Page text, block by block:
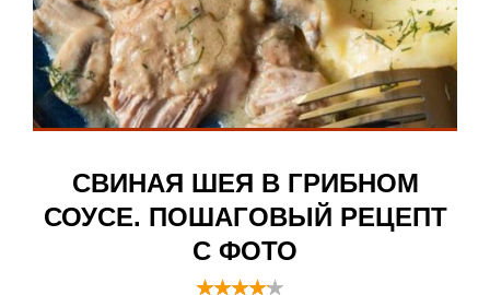
СВИНАЯ ШЕЯ В ГРИБНОМ
СОУСЕ. ПОШАГОВЫЙ РЕЦЕПТ
С ФОТО